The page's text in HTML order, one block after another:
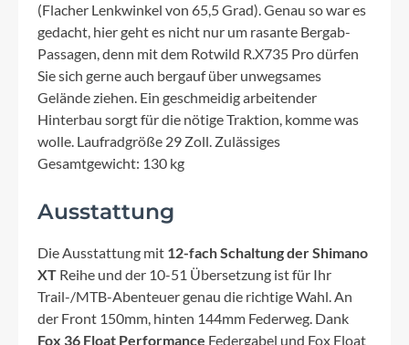
(Flacher Lenkwinkel von 65,5 Grad). Genau so war es
gedacht, hier geht es nicht nur um rasante Bergab-
Passagen, denn mit dem Rotwild R.X735 Pro dürfen
Sie sich gerne auch bergauf über unwegsames
Gelände ziehen. Ein geschmeidig arbeitender
Hinterbau sorgt für die nötige Traktion, komme was
wolle. Laufradgröße 29 Zoll. Zulässiges
Gesamtgewicht: 130 kg
Ausstattung
Die Ausstattung mit 12-fach Schaltung der Shimano
XT Reihe und der 10-51 Übersetzung ist für Ihr
Trail-/MTB-Abenteuer genau die richtige Wahl. An
der Front 150mm, hinten 144mm Federweg. Dank
Fox 36 Float Performance Federgabel und Fox Float